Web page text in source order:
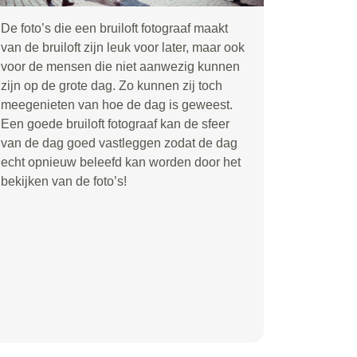
De foto’s die een bruiloft fotograaf maakt
van de bruiloft zijn leuk voor later, maar ook
voor de mensen die niet aanwezig kunnen
zijn op de grote dag. Zo kunnen zij toch
meegenieten van hoe de dag is geweest.
Een goede bruiloft fotograaf kan de sfeer
van de dag goed vastleggen zodat de dag
echt opnieuw beleefd kan worden door het
bekijken van de foto’s!